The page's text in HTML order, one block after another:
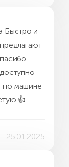
Быстро и
по машине
👍
25.01.2025